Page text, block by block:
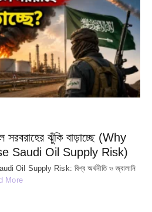
সরবরাহের ঝুঁকি বাড়াচ্ছে (Why
Saudi Oil Supply Risk)
Oil Supply Risk: বিশ্ব অর্থনীতি ও জ্বালানি
More